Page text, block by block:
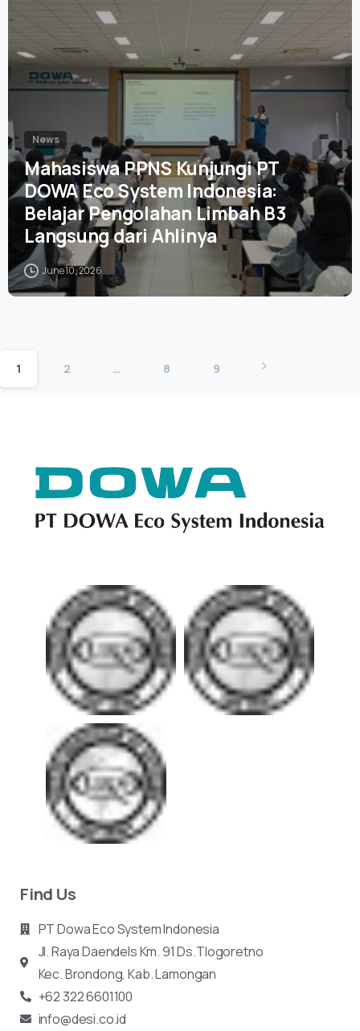
News
Mahasiswa PPNS Kunjungi PT
DOWA Eco System Indonesia:
Belajar Pengolahan Limbah B3
Langsung dari Ahlinya
June 10, 2026
1 2 … 8 9
Find Us
PT Dowa Eco System Indonesia
Jl. Raya Daendels Km. 91 Ds.Tlogoretno
Kec.Brondong, Kab. Lamongan
+62 322 6601100
info@desi.co.id